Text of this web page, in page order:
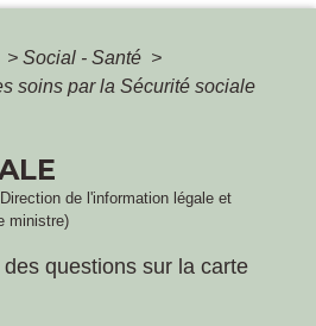
> Social - Santé >
soins par la Sécurité sociale
de l'information légale et
ministre)
questions sur la carte